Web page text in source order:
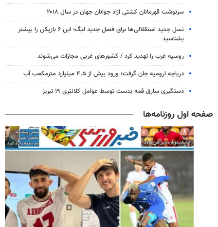
سرنوشت قهرمانان کشتی آزاد جوانان جهان در سال ۲۰۱۸
نسل جدید استقلالی‌ها برای فصل جدید لیگ؛ این ۶ بازیکن را بیشتر
بشناسید
روسیه غرب را تهدید کرد / کشورهای غربی مجازات می‌شوند
دریاچه ارومیه جان گرفت؛ ورود بیش از ۴.۵ میلیارد مترمکعب آب
دستگیری سارق قمه بدست توسط عوامل کلانتری ۱۹ تبریز
صفحه اول روزنامه‌ها